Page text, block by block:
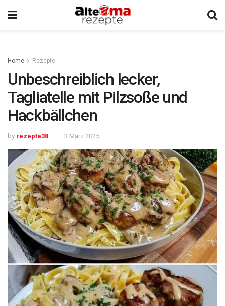
Home Rezepte
Unbeschreiblich lecker,
Tagliatelle mit Pilzsoße und
Hackbällchen
by rezepte38 3 März 2025